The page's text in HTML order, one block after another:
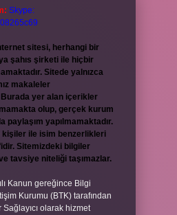
Skype:
sitesi, herhangi bir
şahıs şirketi ile hiçbir
Sitede yalnızca
makaleler
Burada yer alan içerikler
olup, gerçek kurum
paylaşım yapılmamaktadır.
ile isim benzerlikleri
Sitemizdeki bilgiler
tavsiye niteliği taşımazlar.
Kanun gereğince Bilgi
Kurumu (BTK) tarafından
olarak hizmet